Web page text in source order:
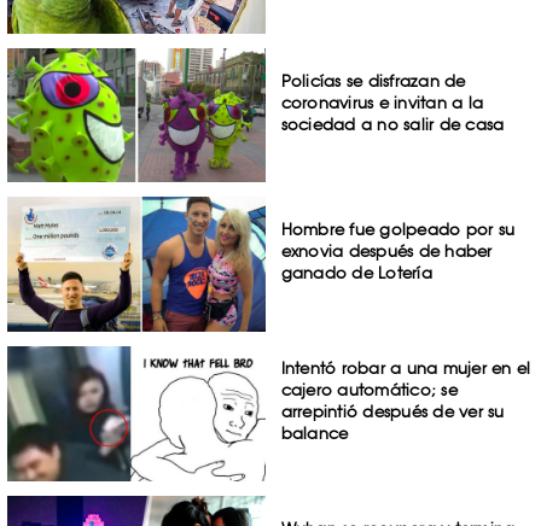
Policías se disfrazan de
coronavirus e invitan a la
sociedad a no salir de casa
Hombre fue golpeado por su
exnovia después de haber
ganado de Lotería
Intentó robar a una mujer en el
cajero automático; se
arrepintió después de ver su
balance